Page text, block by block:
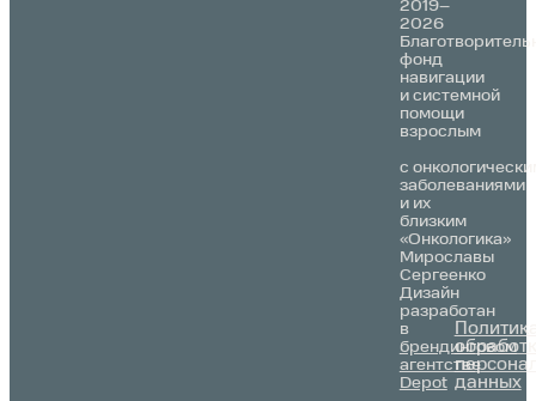
Дизайн
разработан
в
брендинговом
агентстве
Depot
2019–
2026
фонд
навигации
и системной
помощи
взрослым
с
заболеваниями
и их
близким
«Онкологика»
Мирославы
Сергеенко
данных